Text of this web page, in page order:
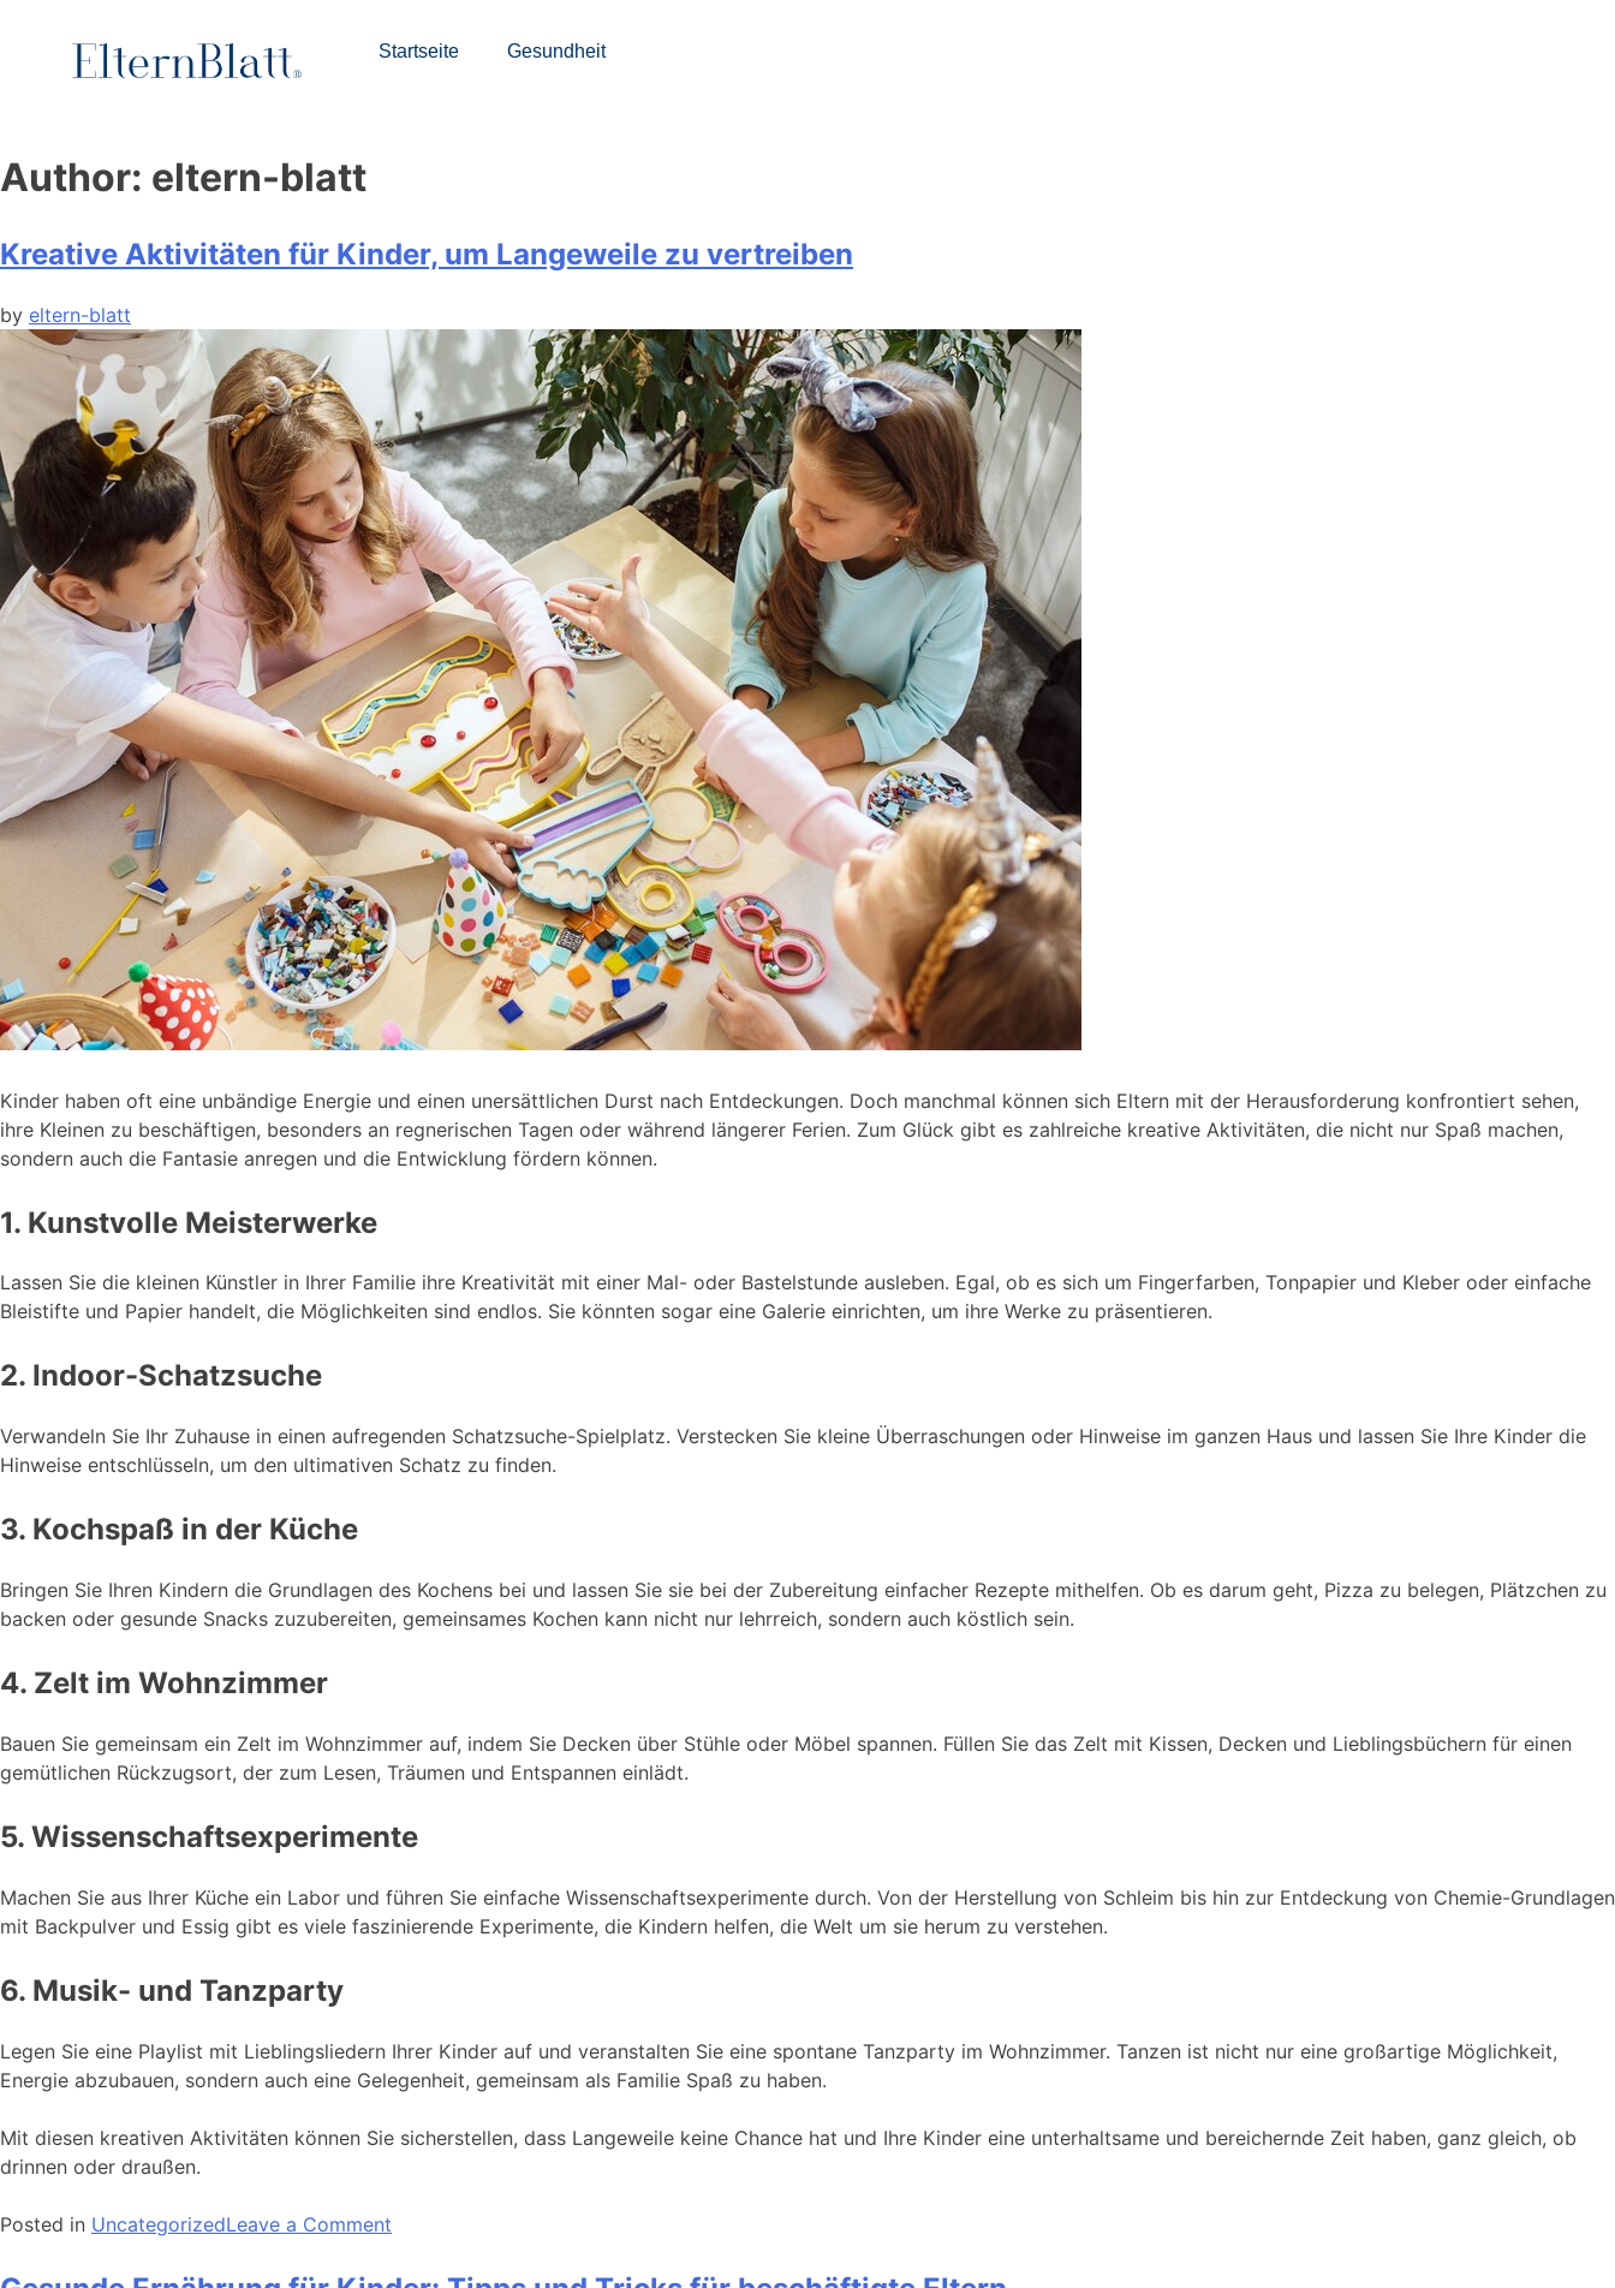
Startseite Gesundheit
Author: eltern-blatt
Kreative Aktivitäten für Kinder, um Langeweile zu vertreiben
by eltern-blatt
Kinder haben oft eine unbändige Energie und einen unersättlichen Durst nach Entdeckungen. Doch manchmal können sich Eltern mit der Herausforderung konfrontiert sehen,
ihre Kleinen zu beschäftigen, besonders an regnerischen Tagen oder während längerer Ferien. Zum Glück gibt es zahlreiche kreative Aktivitäten, die nicht nur Spaß machen,
sondern auch die Fantasie anregen und die Entwicklung fördern können.
1. Kunstvolle Meisterwerke
Lassen Sie die kleinen Künstler in Ihrer Familie ihre Kreativität mit einer Mal- oder Bastelstunde ausleben. Egal, ob es sich um Fingerfarben, Tonpapier und Kleber oder einfache
Bleistifte und Papier handelt, die Möglichkeiten sind endlos. Sie könnten sogar eine Galerie einrichten, um ihre Werke zu präsentieren.
2. Indoor-Schatzsuche
Verwandeln Sie Ihr Zuhause in einen aufregenden Schatzsuche-Spielplatz. Verstecken Sie kleine Überraschungen oder Hinweise im ganzen Haus und lassen Sie Ihre Kinder die
Hinweise entschlüsseln, um den ultimativen Schatz zu finden.
3. Kochspaß in der Küche
Bringen Sie Ihren Kindern die Grundlagen des Kochens bei und lassen Sie sie bei der Zubereitung einfacher Rezepte mithelfen. Ob es darum geht, Pizza zu belegen, Plätzchen zu
backen oder gesunde Snacks zuzubereiten, gemeinsames Kochen kann nicht nur lehrreich, sondern auch köstlich sein.
4. Zelt im Wohnzimmer
Bauen Sie gemeinsam ein Zelt im Wohnzimmer auf, indem Sie Decken über Stühle oder Möbel spannen. Füllen Sie das Zelt mit Kissen, Decken und Lieblingsbüchern für einen
gemütlichen Rückzugsort, der zum Lesen, Träumen und Entspannen einlädt.
5. Wissenschaftsexperimente
Machen Sie aus Ihrer Küche ein Labor und führen Sie einfache Wissenschaftsexperimente durch. Von der Herstellung von Schleim bis hin zur Entdeckung von Chemie-Grundlagen
mit Backpulver und Essig gibt es viele faszinierende Experimente, die Kindern helfen, die Welt um sie herum zu verstehen.
6. Musik- und Tanzparty
Legen Sie eine Playlist mit Lieblingsliedern Ihrer Kinder auf und veranstalten Sie eine spontane Tanzparty im Wohnzimmer. Tanzen ist nicht nur eine großartige Möglichkeit,
Energie abzubauen, sondern auch eine Gelegenheit, gemeinsam als Familie Spaß zu haben.
Mit diesen kreativen Aktivitäten können Sie sicherstellen, dass Langeweile keine Chance hat und Ihre Kinder eine unterhaltsame und bereichernde Zeit haben, ganz gleich, ob
drinnen oder draußen.
Posted in UncategorizedLeave a Comment